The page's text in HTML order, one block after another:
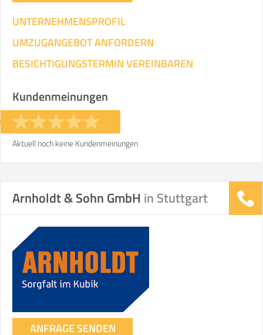
Mitarbeiter Zeit pro Mitarbeiter
KOSTENSCHÄTZUNG:
ICH MÖCHTE ANGEBOTE ANFORDERN
SO ERRECHNET SICH DIE KOSTENSCHÄTZUNG
UNTERNEHMENSPROFIL
UMZUGANGEBOT ANFORDERN
BESICHTIGUNGSTERMIN VEREINBAREN
Kundenmeinungen
Aktuell noch keine Kundenmeinungen
Arnholdt & Sohn GmbH in Stuttgart
ANFRAGE SENDEN